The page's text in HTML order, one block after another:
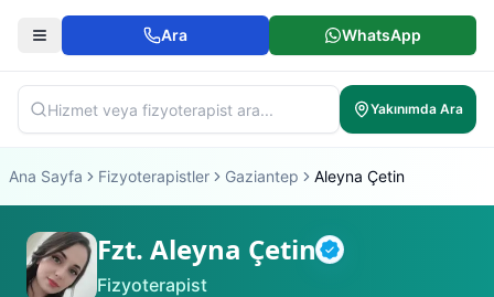
Ara WhatsApp
Yakınımda Ara
Ana Sayfa Fizyoterapistler Gaziantep Aleyna Çetin
Fzt. Aleyna Çetin Doğrulanmış
Fizyoterapist